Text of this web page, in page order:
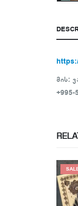
მის:
+995-